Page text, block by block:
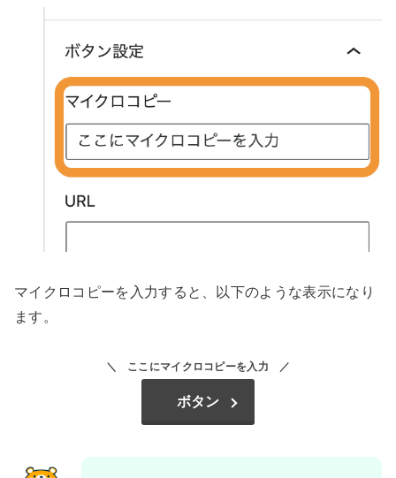
マイクロコピーを入力すると、以下のような表示になり
ます。
ここにマイクロコピーを入力
ボタン